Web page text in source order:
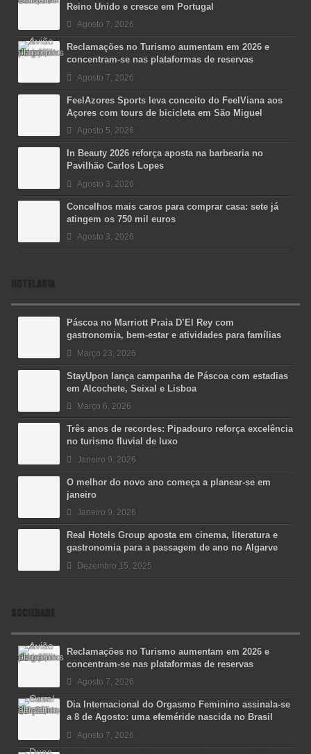
Reino Unido e cresce em Portugal
Agosto 7, 2026
Reclamações no Turismo aumentam em 2026 e
concentram-se nas plataformas de reservas
Agosto 7, 2026
FeelAzores Sports leva conceito do FeelViana aos
Açores com tours de bicicleta em São Miguel
Agosto 5, 2026
In Beauty 2026 reforça aposta na barbearia no
Pavilhão Carlos Lopes
Agosto 3, 2026
Concelhos mais caros para comprar casa: sete já
atingem os 750 mil euros
Agosto 3, 2026
HOTELARIA
Páscoa no Marriott Praia D’El Rey com
gastronomia, bem-estar e atividades para famílias
Março 23, 2026
StayUpon lança campanha de Páscoa com estadias
em Alcochete, Seixal e Lisboa
Março 6, 2026
Três anos de recordes: Pipadouro reforça excelência
no turismo fluvial de luxo
Janeiro 9, 2026
O melhor do novo ano começa a planear-se em
janeiro
Janeiro 9, 2026
Real Hotels Group aposta em cinema, literatura e
gastronomia para a passagem de ano no Algarve
Dezembro 15, 2025
SOCIEDADE
Reclamações no Turismo aumentam em 2026 e
concentram-se nas plataformas de reservas
Agosto 7, 2026
Dia Internacional do Orgasmo Feminino assinala-se
a 8 de Agosto: uma efeméride nascida no Brasil
Agosto 7, 2026